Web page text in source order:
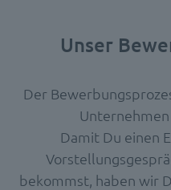
Unser
Der
Damit Du einen
bekommst, haben wir